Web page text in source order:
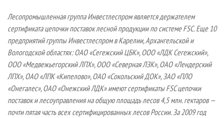
Лесопромышленная группа Инвестлеспром является держателем
сертификата цепочки поставок лесной продукции по системе FSC. Еще 10
предприятий группы Инвестлеспром в Карелии, Архангельской и
Вологодской областях: ОАО «Сегежский ЦБК», ООО «ЛДК Сегежский»,
ООО «Медвежьегорский ЛПХ», ООО «Северная ЛЗК», ОАО «Лендерский
ЛПХ», ОАО «ЛПК «Кипелово», ОАО «Сокольский ДОК», ЗАО «ПЛО
«Онегалес», ОАО «Онежский ЛДК» имеют сертификаты FSC цепочки
поставок и лесоуправления на общую площадь лесов 4,5 млн. гектаров —
почти пятая часть всех сертифицированных лесов России. За 2009 год